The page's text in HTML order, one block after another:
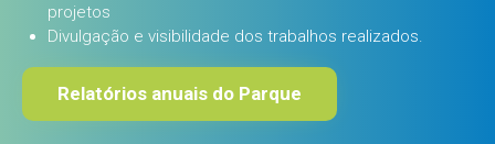
projetos
Divulgação e visibilidade dos trabalhos realizados.
Relatórios anuais do Parque